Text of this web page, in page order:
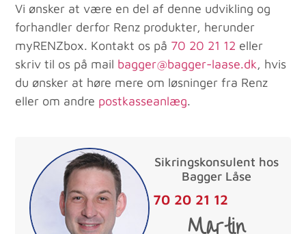
Vi ønsker at være en del af denne udvikling og
forhandler derfor Renz produkter, herunder
myRENZbox. Kontakt os på 70 20 21 12 eller
skriv til os på mail bagger@bagger-laase.dk, hvis
du ønsker at høre mere om løsninger fra Renz
eller om andre postkasseanlæg.
Sikringskonsulent hos
Bagger Låse
70 20 21 12